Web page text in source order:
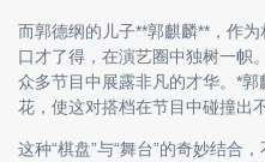
而郭德纲的儿子**郭麒麟**，作
口才了得，在演艺圈中独树一帜
众多节目中展露非凡的才华。*
花，使这对搭档在节目中碰撞出
这种“棋盘”与“舞台”的奇妙结合